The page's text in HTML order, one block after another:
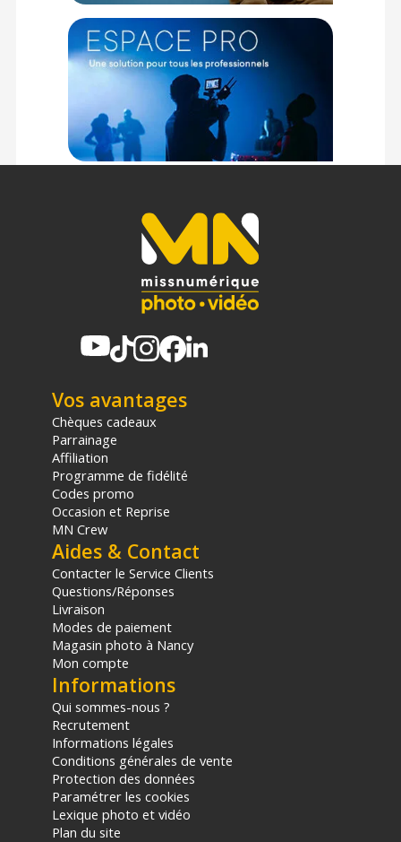
Vos avantages
Chèques cadeaux
Parrainage
Affiliation
Programme de fidélité
Codes promo
Occasion et Reprise
MN Crew
Aides & Contact
Contacter le Service Clients
Questions/Réponses
Livraison
Modes de paiement
Magasin photo à Nancy
Mon compte
Informations
Qui sommes-nous ?
Recrutement
Informations légales
Conditions générales de vente
Protection des données
Paramétrer les cookies
Lexique photo et vidéo
Plan du site